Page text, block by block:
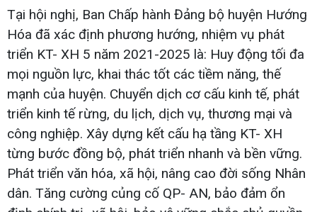
Tại hội nghị, Ban Chấp hành Đảng bộ huyện Hướng
Hóa đã xác định phương hướng, nhiệm vụ phát
triển KT- XH 5 năm 2021-2025 là: Huy động tối đa
mọi nguồn lực, khai thác tốt các tiềm năng, thế
mạnh của huyện. Chuyển dịch cơ cấu kinh tế, phát
triển kinh tế rừng, du lịch, dịch vụ, thương mại và
công nghiệp. Xây dựng kết cấu hạ tầng KT- XH
từng bước đồng bộ, phát triển nhanh và bền vững.
Phát triển văn hóa, xã hội, nâng cao đời sống Nhân
dân. Tăng cường củng cố QP- AN, bảo đảm ổn